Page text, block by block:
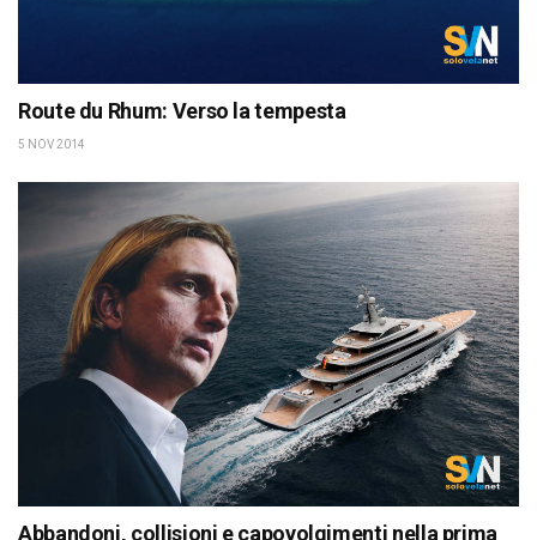
Route du Rhum: Verso la tempesta
5 NOV 2014
Abbandoni, collisioni e capovolgimenti nella prima